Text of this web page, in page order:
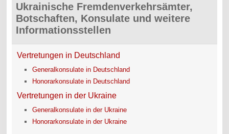
Ukrainische Fremdenverkehrsämter,
Botschaften, Konsulate und weitere
Informationsstellen
Vertretungen in Deutschland
Generalkonsulate in Deutschland
Honorarkonsulate in Deutschland
Vertretungen in der Ukraine
Generalkonsulate in der Ukraine
Honorarkonsulate in der Ukraine